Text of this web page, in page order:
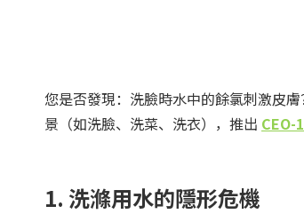
您是否發現：洗臉時水中的餘氯刺激皮
景（如洗臉、洗菜、洗衣），推出 CEO-
1. 洗滌用水的隱形危機